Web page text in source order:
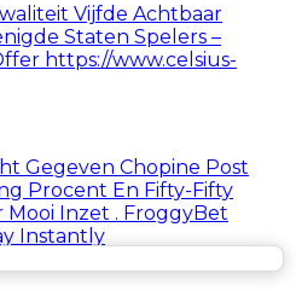
Vijfde Achtbaar
Staten Spelers –
https://www.celsius-
Gegeven Chopine Post
Procent En Fifty-Fifty
Inzet . FroggyBet
Instantly